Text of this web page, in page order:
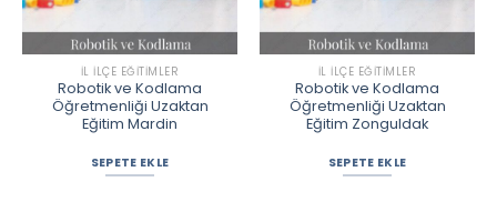
İL İLÇE EĞITIMLER
Robotik ve Kodlama
Öğretmenliği Uzaktan
Eğitim Mardin
SEPETE EKLE
İL İLÇE EĞITIMLER
Robotik ve Kodlama
Öğretmenliği Uzaktan
Eğitim Zonguldak
SEPETE EKLE